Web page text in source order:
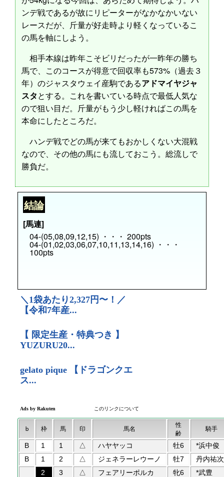
ンデ戦であるが故にリピーターがなかなかいない
レースだが、斤量が好走時より軽くなっているこ
の馬を軸にしよう。
相手本線は昨年こそビリだったが一昨年の勝ち
馬で、このコースが得意で回収率も573%（過去３
年）のジャスタウェイ産駒であるアドマイヤジャ
スタとする。これを書いている時点で最低人気な
ので狙い目だ。斤量がもう少し軽ければこの馬を
本命にしたところだ。
ハンデ戦でどの馬が来てもおかしくない大混戦
なので、その他の馬にも流しておこう。総流しで
勝負だ。
結論
[馬連]
04-(05,08,09,12,15) ・・・ 200pts
04-(01,02,03,06,07,10,11,13,14,16) ・・・
100pts
b 枠 馬 印 馬名
性
齢
騎手
B 1 1 △ ハヤヤッコ 牡6
*浜中俊
B
1 2 △ ジェネラーレウーノ 牡7
丹内祐次
2
3 △ フェアリーポルカ 牝6
*武豊